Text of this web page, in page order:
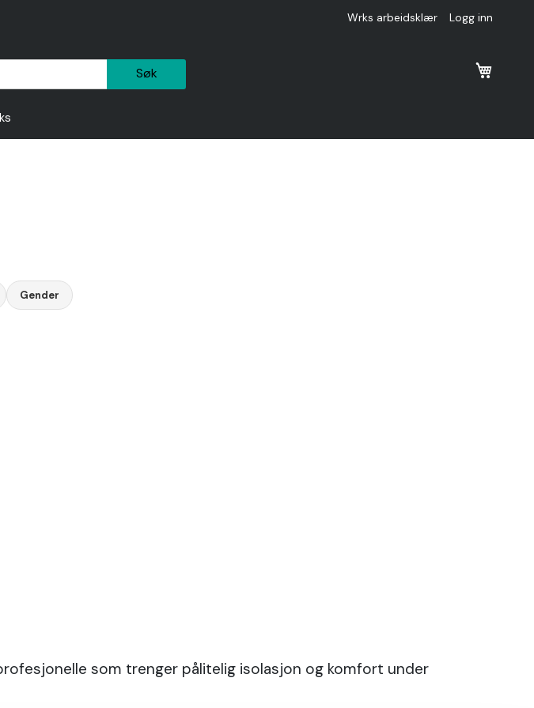
Wrks arbeidsklær Logg inn
Søk
Gender
som trenger pålitelig isolasjon og komfort under